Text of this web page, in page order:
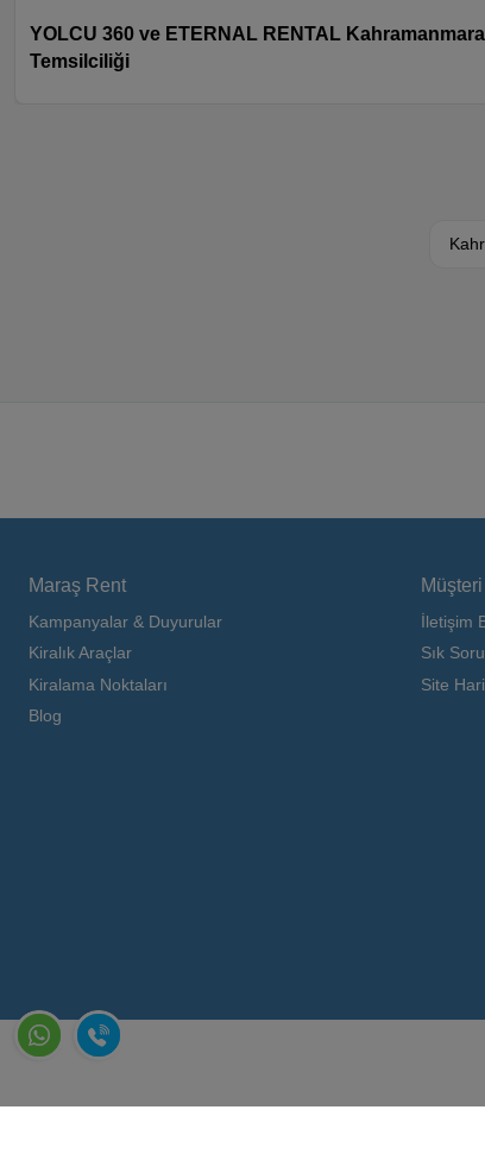
YOLCU 360 ve ETERNAL RENTAL
Temsilciliği
Maraş Rent
Kampanyalar & Duyurular
Kiralık Araçlar
Kiralama Noktaları
Blog
İletişim
Sık
Site